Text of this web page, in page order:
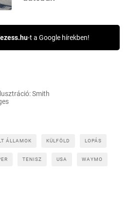
-t a Google hírekben!
Smith
ÁLLAMOK KÜLFÖLD LOPÁS
TENISZ USA WAYMO